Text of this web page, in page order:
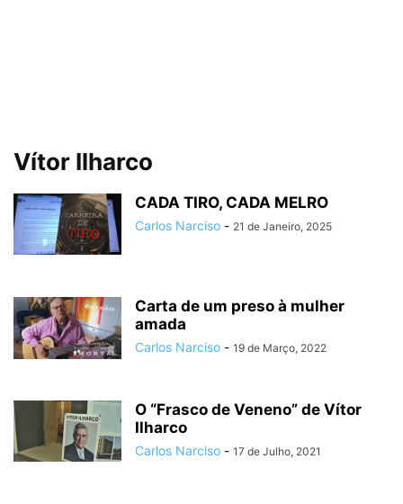
Vítor Ilharco
CADA TIRO, CADA MELRO
Carlos Narciso - 21 de Janeiro, 2025
Carta de um preso à mulher
amada
Carlos Narciso - 19 de Março, 2022
O “Frasco de Veneno” de Vítor
Ilharco
Carlos Narciso - 17 de Julho, 2021